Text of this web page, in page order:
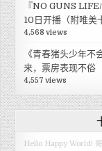
『NO GUNS
10日开播（附唯美
4,568 views
《青春猪头少年不
来，票房表现不俗
4,557 views
Hello Happy World!